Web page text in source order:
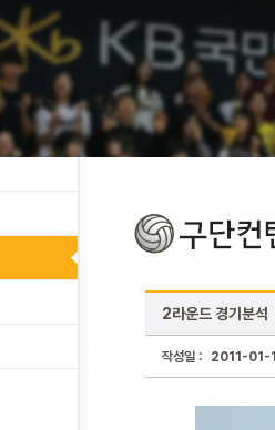
2라운드 경기분석
작성일 : 2011-01-